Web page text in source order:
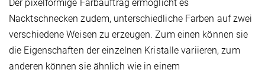
Der pixelförmige Farbauftrag ermöglicht es
Nacktschnecken zudem, unterschiedliche Farben auf zwei
verschiedene Weisen zu erzeugen. Zum einen können sie
die Eigenschaften der einzelnen Kristalle variieren, zum
anderen können sie ähnlich wie in einem